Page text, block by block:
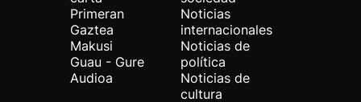
Primeran
Gaztea
Makusi
Guau - Gure
Audioa
Noticias
internacionales
Noticias de
política
Noticias de
cultura